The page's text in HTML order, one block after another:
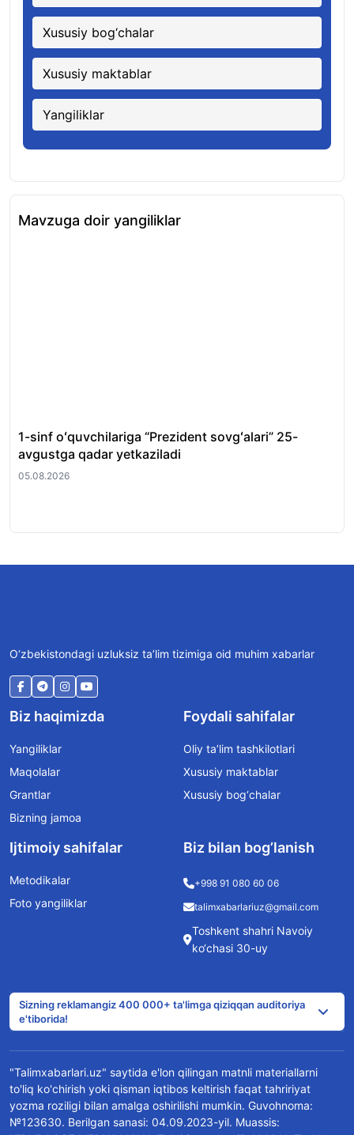
Xususiy bog‘chalar
Xususiy maktablar
Yangiliklar
Mavzuga doir yangiliklar
1-sinf oʻquvchilariga “Prezident sovgʻalari” 25-
avgustga qadar yetkaziladi
05.08.2026
O‘zbekistondagi uzluksiz ta’lim tizimiga oid muhim xabarlar
Biz haqimizda
Yangiliklar
Maqolalar
Grantlar
Bizning jamoa
Foydali sahifalar
Oliy ta’lim tashkilotlari
Xususiy maktablar
Xususiy bog‘chalar
Ijtimoiy sahifalar
Metodikalar
Foto yangiliklar
Biz bilan bog’lanish
+998 91 080 60 06
talimxabarlariuz@gmail.com
Toshkent shahri Navoiy
ko‘chasi 30-uy
Sizning reklamangiz 400 000+ ta'limga qiziqqan auditoriya
e'tiborida!
"Talimxabarlari.uz" saytida e'lon qilingan matnli materiallarni
to'liq ko'chirish yoki qisman iqtibos keltirish faqat tahririyat
yozma roziligi bilan amalga oshirilishi mumkin. Guvohnoma:
№123630. Berilgan sanasi: 04.09.2023-yil. Muassis: